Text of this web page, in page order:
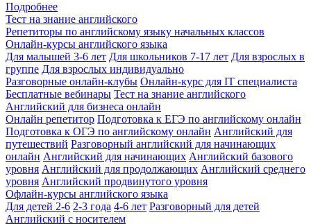
Подробнее
Тест на знание английского
Репетиторы по английскому языку начальных классов
Онлайн-курсы английского языка
Для малышей 3-6 лет Для школьников 7-17 лет Для взрослых в
группе Для взрослых индивидуально
Разговорные онлайн-клубы Онлайн-курс для IT специалиста
Бесплатные вебинары Тест на знание английского
Английский для бизнеса онлайн
Онлайн репетитор Подготовка к ЕГЭ по английскому онлайн
Подготовка к ОГЭ по английскому онлайн Английский для
путешествий Разговорный английский для начинающих
онлайн Английский для начинающих Английский базового
уровня Английский для продолжающих Английский среднего
уровня Английский продвинутого уровня
Офлайн-курсы английского языка
Для детей 2-6 2-3 года 4-6 лет Разговорный для детей
Английский с носителем